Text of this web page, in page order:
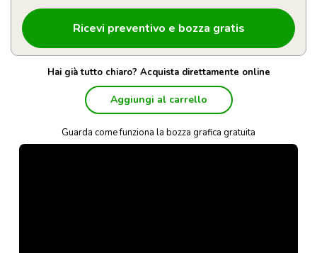
Hai già tutto chiaro? Acquista direttamente online
Aggiungi al carrello
Guarda come funziona la bozza grafica gratuita